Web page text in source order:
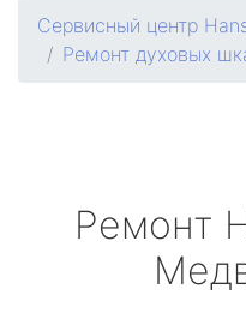
Сервисный центр
Ремонт духовых
Ремонт